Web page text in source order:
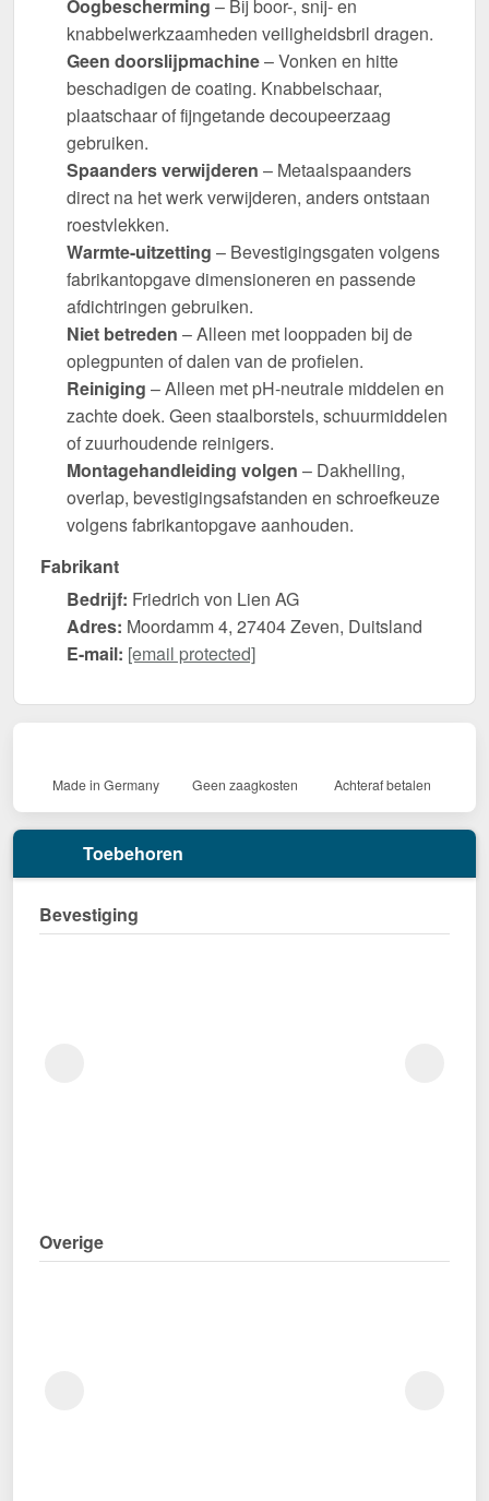
Oogbescherming – Bij boor-, snij- en
knabbelwerkzaamheden veiligheidsbril dragen.
Geen doorslijpmachine– Vonken en hitte
beschadigen de coating. Knabbelschaar,
plaatschaar of fijngetande decoupeerzaag
gebruiken.
Spaanders verwijderen – Metaalspaanders
direct na het werk verwijderen, anders ontstaan
roestvlekken.
Warmte-uitzetting – Bevestigingsgaten volgens
fabrikantopgave dimensioneren en passende
afdichtringen gebruiken.
Niet betreden – Alleen met looppaden bij de
oplegpunten of dalen van de profielen.
Reiniging – Alleen met pH-neutrale middelen en
zachte doek. Geen staalborstels, schuurmiddelen
of zuurhoudende reinigers.
Montagehandleiding volgen – Dakhelling,
overlap, bevestigingsafstanden en schroefkeuze
volgens fabrikantopgave aanhouden.
Fabrikant
Bedrijf: Friedrich von Lien AG
Adres: Moordamm 4, 27404 Zeven, Duitsland
E-mail: [email protected]
Made in Germany Geen zaagkosten Achteraf betalen
Toebehoren
Bevestiging
Overige